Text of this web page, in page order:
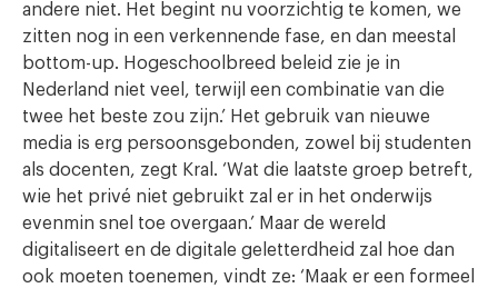
andere niet. Het begint nu voorzichtig te komen, we
zitten nog in een verkennende fase, en dan meestal
bottom-up. Hogeschoolbreed beleid zie je in
Nederland niet veel, terwijl een combinatie van die
twee het beste zou zijn.’ Het gebruik van nieuwe
media is erg persoonsgebonden, zowel bij studenten
als docenten, zegt Kral. ‘Wat die laatste groep betreft,
wie het privé niet gebruikt zal er in het onderwijs
evenmin snel toe overgaan.’ Maar de wereld
digitaliseert en de digitale geletterdheid zal hoe dan
ook moeten toenemen, vindt ze: ‘Maak er een formeel